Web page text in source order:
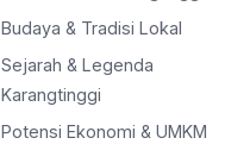
Budaya & Tradisi Lokal
Sejarah & Legenda
Karangtinggi
Potensi Ekonomi & UMKM